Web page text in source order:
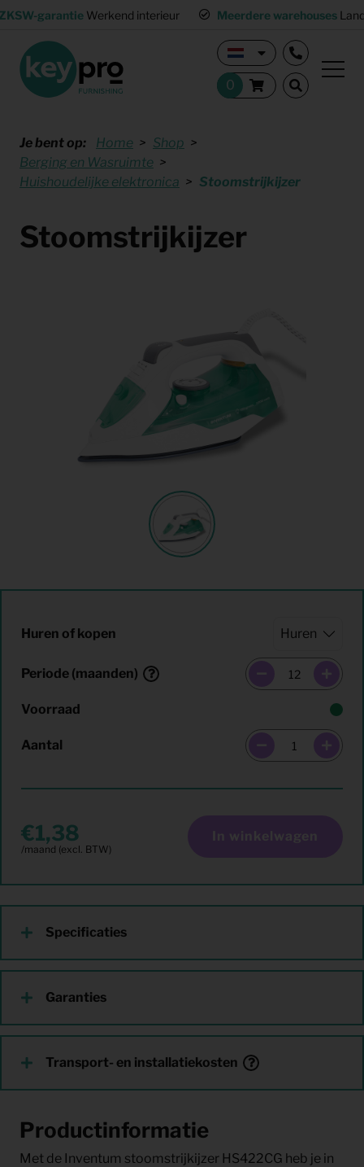
garantie Werkend interieur Meerdere warehouses
Je bent op: Home
Shop
Berging en Wasruimte
Huishoudelijke elektronica
Stoomstrijkijzer
Stoomstrijkijzer
Huren of kopen
Periode (maanden)
Voorraad
Aantal
1,38 In winkelwagen
Specificaties
Garanties
Transport- en installatiekosten
Productinformatie
Met de Inventum stoomstrijkijzer HS422CG heb je in